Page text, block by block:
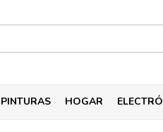
PINTURAS HOGAR